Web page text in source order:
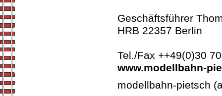
Geschäftsführer
HRB 22357 Berlin
Tel./Fax ++49(0)30
www.modellbahn-
modellbahn-pietsch